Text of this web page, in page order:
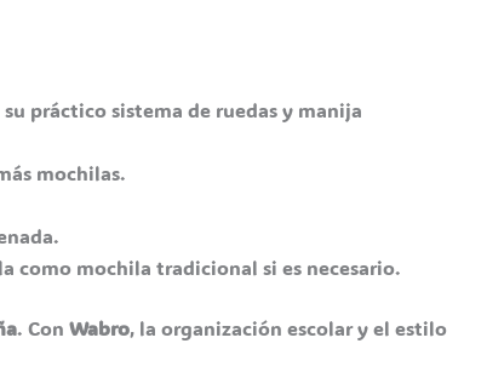
práctico sistema de ruedas y manija
mochilas.
como mochila tradicional si es necesario.
. Con Wabro, la organización escolar y el estilo